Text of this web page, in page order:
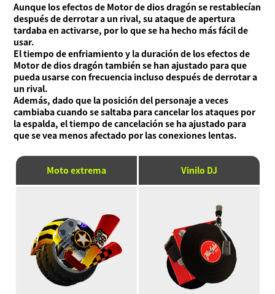
Aunque los efectos de Motor de dios dragón se restablecían
después de derrotar a un rival, su ataque de apertura
tardaba en activarse, por lo que se ha hecho más fácil de
usar.
El tiempo de enfriamiento y la duración de los efectos de
Motor de dios dragón también se han ajustado para que
pueda usarse con frecuencia incluso después de derrotar a
un rival.
Además, dado que la posición del personaje a veces
cambiaba cuando se saltaba para cancelar los ataques por
la espalda, el tiempo de cancelación se ha ajustado para
que se vea menos afectado por las conexiones lentas.
Moto extrema Vinilo DJ